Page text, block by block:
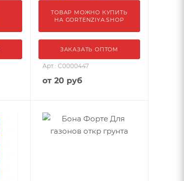
ТОВАР МОЖНО КУПИТЬ
НА GORTENZIYA.SHOP
ЗАКАЗАТЬ ОПТОМ
Арт.: С0000447
от 20 руб